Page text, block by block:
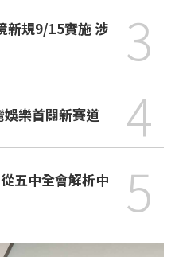
新規9/15實施 涉
3
樂首闢新賽道 4
5